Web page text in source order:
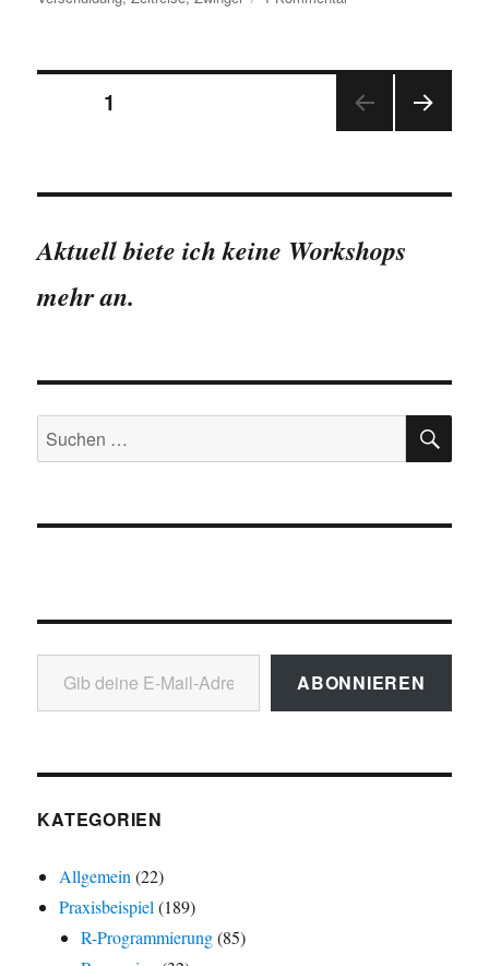
Rekorde
Seitennummerierung
Beiträge
1
E
Aktuell biete ich keine Workshops
mehr an.
Suchen
nach:
Gib deine E-Mail-Adresse ein ...
ABONNIEREN
KATEGORIEN
Allgemein(22)
Praxisbeispiel(189)
R-Programmierung(85)